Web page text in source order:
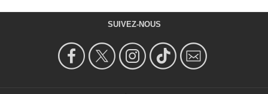
SUIVEZ-NOUS